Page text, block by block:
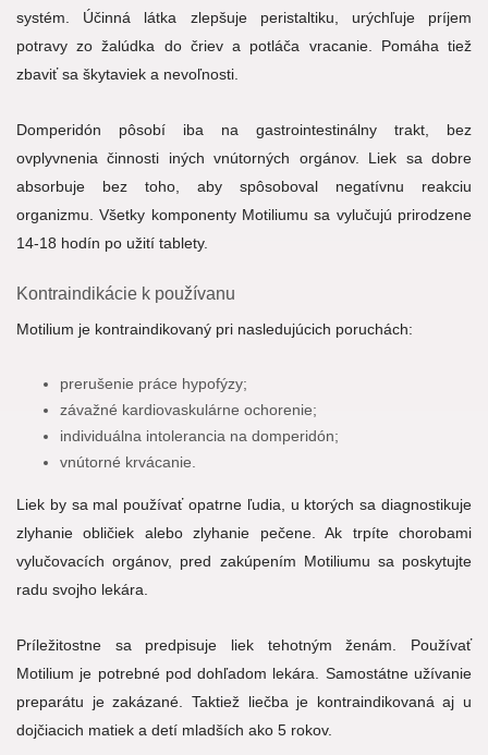
systém. Účinná látka zlepšuje peristaltiku, urýchľuje príjem
potravy zo žalúdka do čriev a potláča vracanie. Pomáha tiež
zbaviť sa škytaviek a nevoľnosti.
Domperidón pôsobí iba na gastrointestinálny trakt, bez
ovplyvnenia činnosti iných vnútorných orgánov. Liek sa dobre
absorbuje bez toho, aby spôsoboval negatívnu reakciu
organizmu. Všetky komponenty Motiliumu sa vylučujú prirodzene
14-18 hodín po užití tablety.
Kontraindikácie k používanu
Motilium je kontraindikovaný pri nasledujúcich poruchách:
prerušenie práce hypofýzy;
závažné kardiovaskulárne ochorenie;
individuálna intolerancia na domperidón;
vnútorné krvácanie.
Liek by sa mal používať opatrne ľudia, u ktorých sa diagnostikuje
zlyhanie obličiek alebo zlyhanie pečene. Ak trpíte chorobami
vylučovacích orgánov, pred zakúpením Motiliumu sa poskytujte
radu svojho lekára.
Príležitostne sa predpisuje liek tehotným ženám. Používať
Motilium je potrebné pod dohľadom lekára. Samostátne užívanie
preparátu je zakázané. Taktiež liečba je kontraindikovaná aj u
dojčiacich matiek a detí mladších ako 5 rokov.